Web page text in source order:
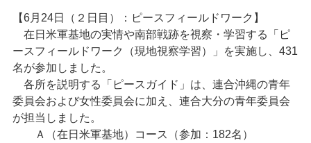
【6月24日（２日目）：ピースフィールドワーク】
在日米軍基地の実情や南部戦跡を視察・学習する「ピ
ースフィールドワーク（現地視察学習）」を実施し、431
名が参加しました。
各所を説明する「ピースガイド」は、連合沖縄の青年
委員会および女性委員会に加え、連合大分の青年委員会
が担当しました。
Ａ（在日米軍基地）コース（参加：182名）